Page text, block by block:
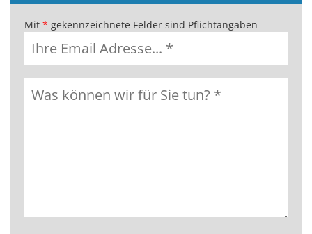
Mit * gekennzeichnete Felder sind Pflichtangaben